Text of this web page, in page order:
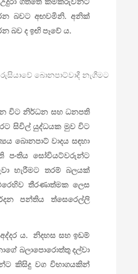
බවට අඟවමිනි. අනික්
ද ඉඟි පෑවේ ය.
රුසියාවේ බොනපාට්වාදී නැගීමට
වන විට නිර්ධන සහ ධනපති
සිවිල් යුද්ධයක මුව විට
බොනපාට් වාදය සඳහා
පංතිය සෝවියට්වරුන්ට
හැරීමට තරම් බලයක්
තීරණාත්මක ලෙස
පන්තිය ත්සෙරෙල්ලි
ය. නිදහස සහ ඉඩම්
බලාපොරොත්තු දල්වා
කිසිදු වග විභාගයකින්